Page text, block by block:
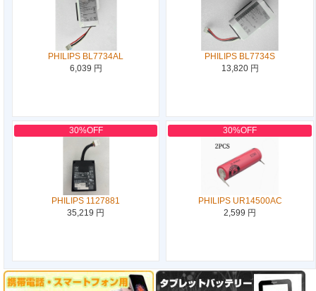
PHILIPS BL7734AL
6,039 円
PHILIPS BL7734S
13,820 円
30%OFF
PHILIPS 1127881
35,219 円
30%OFF
PHILIPS UR14500AC
2,599 円